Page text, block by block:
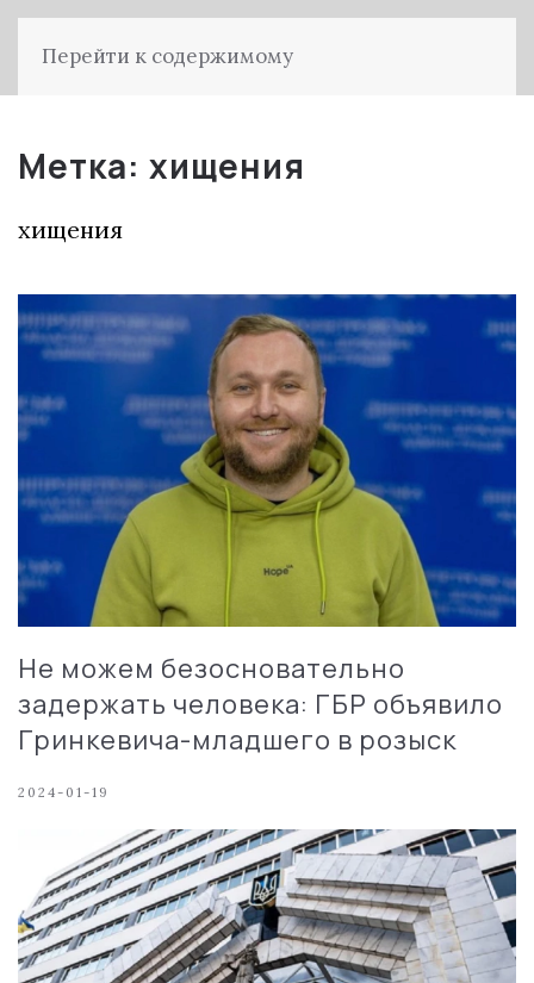
Перейти к содержимому
Метка: хищения
хищения
Не можем безосновательно
задержать человека: ГБР объявило
Гринкевича-младшего в розыск
2024-01-19